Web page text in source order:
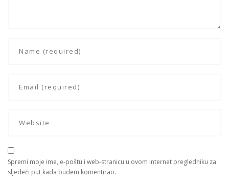
Spremi moje ime, e-poštu i web-stranicu u ovom internet pregledniku za
sljedeći put kada budem komentirao.